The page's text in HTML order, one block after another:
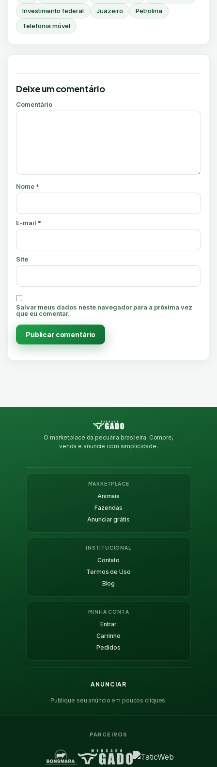
Investimento federal
Juazeiro
Petrolina
Telefonia móvel
Deixe um comentário
Comentário
Nome *
E-mail *
Site
Salvar meus dados neste navegador para a próxima vez
que eu comentar.
O marketplace da pecuária brasileira. Compre,
venda e anuncie com simplicidade.
MARKETPLACE
Animais
Fazendas
Anunciar grátis
INSTITUCIONAL
Contato
Termos de Uso
Blog
MINHA CONTA
Entrar
Carrinho
Pedidos
ANUNCIAR
Publique seu anúncio em poucos cliques.
PARCEIROS